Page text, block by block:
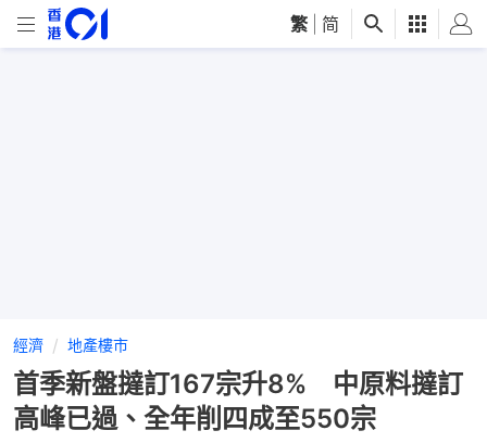
繁 简
經濟 地產樓市
首季新盤撻訂167宗升8% 中原料撻訂
高峰已過、全年削四成至550宗